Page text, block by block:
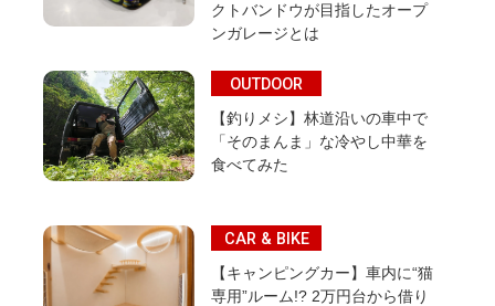
クトバンドウが目指したオープ
ンガレージとは
OUTDOOR
【釣りメシ】林道沿いの車中で
「そのまんま」な冷やし中華を
食べてみた
CAR & BIKE
【キャンピングカー】車内に“猫
専用”ルーム!? 2万円台から借り